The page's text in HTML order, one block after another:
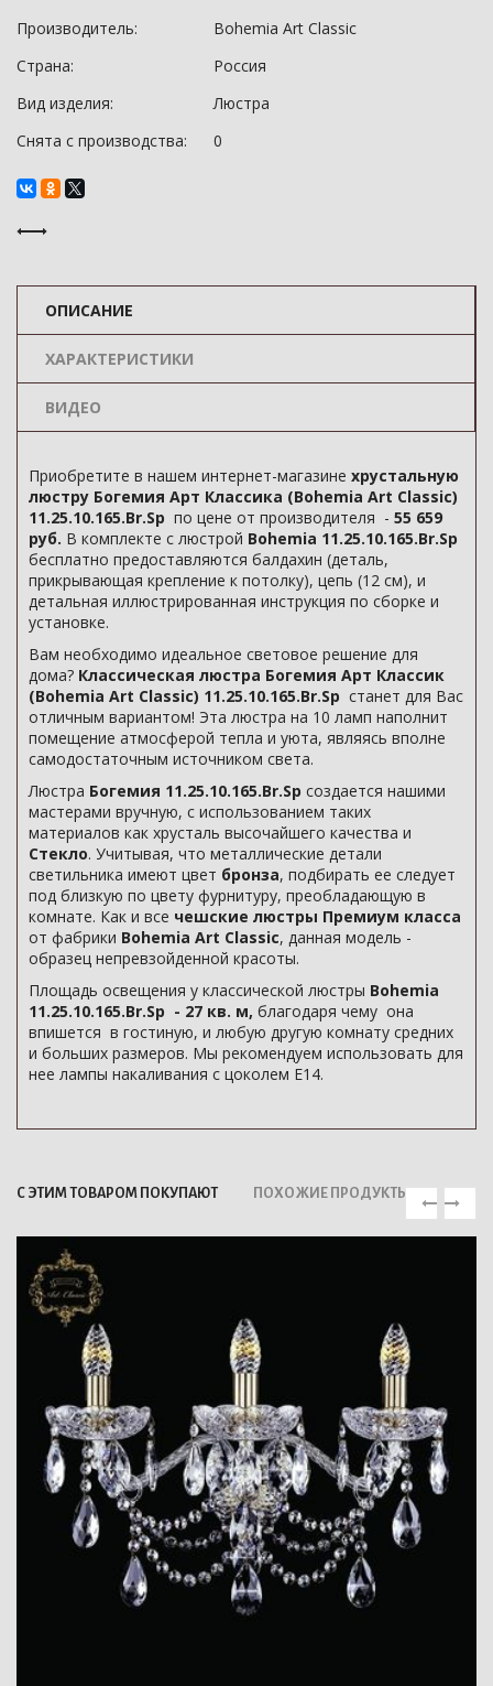
Производитель:
Bohemia Art Classic
Страна:
Россия
Вид изделия:
Люстра
Снята с производства:
0
ОПИСАНИЕ
ХАРАКТЕРИСТИКИ
ВИДЕО
Приобретите в нашем интернет-магазине хрустальную
люстру Богемия Арт Классика (Bohemia Art Classic)
11.25.10.165.Br.Sp по цене от производителя - 55 659
руб. В комплекте с люстрой Bohemia 11.25.10.165.Br.Sp
бесплатно предоставляются балдахин (деталь,
прикрывающая крепление к потолку), цепь (12 см), и
детальная иллюстрированная инструкция по сборке и
установке.
Вам необходимо идеальное световое решение для
дома? Классическая люстра Богемия Арт Классик
(Bohemia Art Classic) 11.25.10.165.Br.Sp станет для Вас
отличным вариантом! Эта люстра на 10 ламп наполнит
помещение атмосферой тепла и уюта, являясь вполне
самодостаточным источником света.
Люстра Богемия 11.25.10.165.Br.Sp создается нашими
мастерами вручную, с использованием таких
материалов как хрусталь высочайшего качества и
Стекло. Учитывая, что металлические детали
светильника имеют цвет бронза, подбирать ее следует
под близкую по цвету фурнитуру, преобладающую в
комнате. Как и все чешские люстры Премиум класса
от фабрики Bohemia Art Classic, данная модель -
образец непревзойденной красоты.
Площадь освещения у классической люстры Bohemia
11.25.10.165.Br.Sp - 27 кв. м, благодаря чему она
впишется в гостиную, и любую другую комнату средних
и больших размеров. Мы рекомендуем использовать для
нее лампы накаливания с цоколем E14.
С ЭТИМ ТОВАРОМ ПОКУПАЮТ ПОХОЖИЕ ПРОДУКТЫ